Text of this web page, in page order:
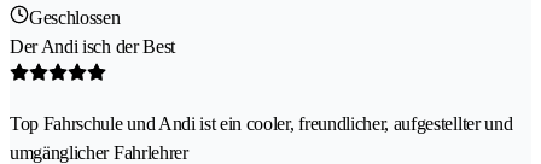
Geschlossen
Der Andi isch der Best
Top Fahrschule und Andi ist ein cooler, freundlicher, aufgestellter und
umgänglicher Fahrlehrer